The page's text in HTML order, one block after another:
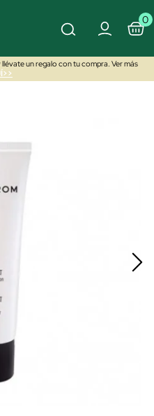
0
un regalo con tu compra. Ver más